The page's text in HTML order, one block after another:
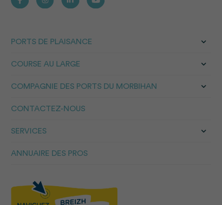
PORTS DE PLAISANCE
COURSE AU LARGE
COMPAGNIE DES PORTS DU MORBIHAN
CONTACTEZ-NOUS
SERVICES
ANNUAIRE DES PROS